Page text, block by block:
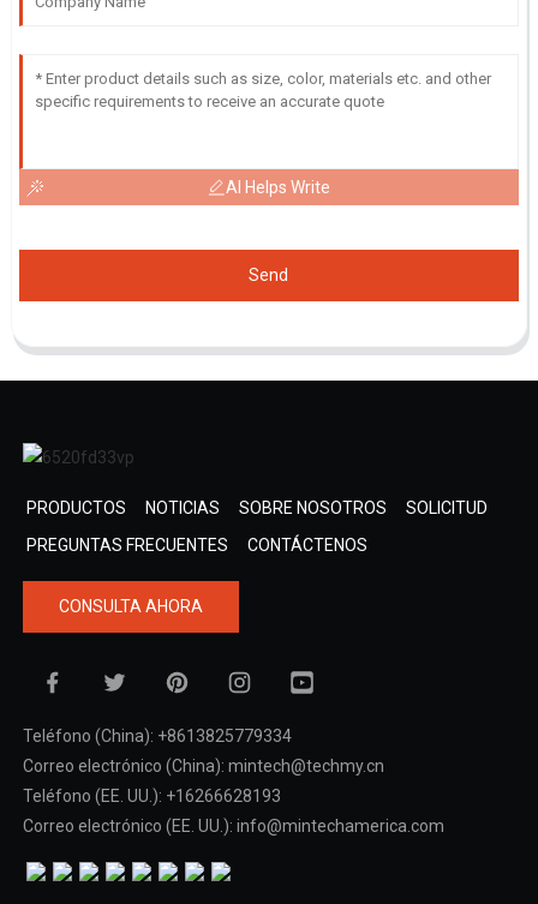
AI Helps Write
Send
PRODUCTOS NOTICIAS SOBRE NOSOTROS
SOLICITUD
PREGUNTAS FRECUENTES
CONTÁCTENOS
CONSULTA AHORA
Teléfono (China): +8613825779334
Correo electrónico (China): mintech@techmy.cn
Teléfono (EE. UU.): +16266628193
Correo electrónico (EE. UU.): info@mintechamerica.com